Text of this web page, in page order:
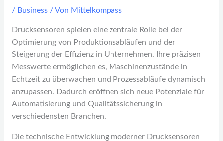
/ Business/ Von Mittelkompass
Drucksensoren spielen eine zentrale Rolle bei der
Optimierung von Produktionsabläufen und der
Steigerung der Effizienz in Unternehmen. Ihre präzisen
Messwerte ermöglichen es, Maschinenzustände in
Echtzeit zu überwachen und Prozessabläufe dynamisch
anzupassen. Dadurch eröffnen sich neue Potenziale für
Automatisierung und Qualitätssicherung in
verschiedensten Branchen.
Die technische Entwicklung moderner Drucksensoren